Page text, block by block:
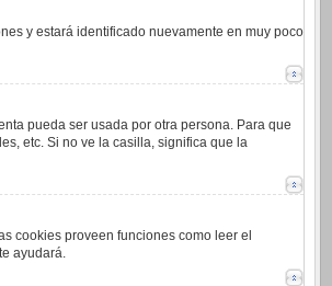
y estará identificado nuevamente en muy poco
pueda ser usada por otra persona. Para que
etc. Si no ve la casilla, significa que la
cookies proveen funciones como leer el
ayudará.